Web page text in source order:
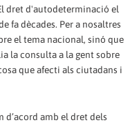
dret d'autodeterminació el
fa dècades. Per a nosaltres
el tema nacional, sinó que
la consulta a la gent sobre
que afecti als ciutadans i
d’acord amb el dret dels